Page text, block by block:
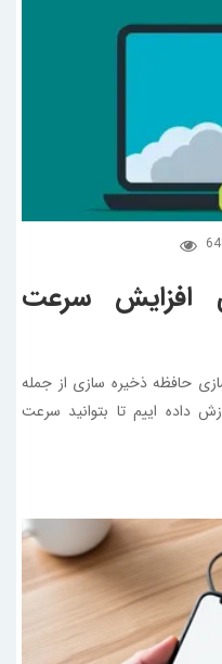
افزایش سرعت
حافظه ذخیره سازی از جمله
داده اییم تا بتوانید سرعت